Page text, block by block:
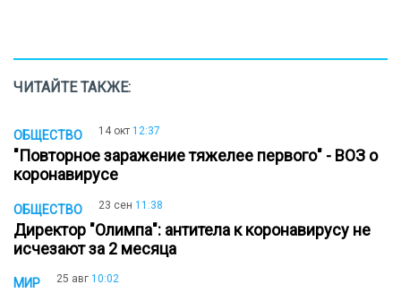
ЧИТАЙТЕ ТАКЖЕ:
ОБЩЕСТВО 14 окт 12:37
"Повторное заражение тяжелее первого" - ВОЗ о
коронавирусе
ОБЩЕСТВО 23 сен 11:38
Директор "Олимпа": антитела к коронавирусу не
исчезают за 2 месяца
МИР 25 авг 10:02